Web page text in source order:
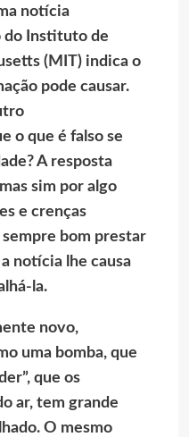
notícia
do Instituto de
(MIT) indica o
pode causar.
o que é falso se
A resposta
sim por algo
e crenças
bom prestar
notícia lhe causa
la.
novo,
uma bomba, que
que os
ar, tem grande
O mesmo